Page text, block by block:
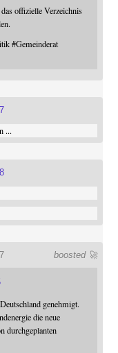
offizielle Verzeichnis
#Gemeinderat
...
boosted 🚀
genehmigt.
die neue
durchgeplanten